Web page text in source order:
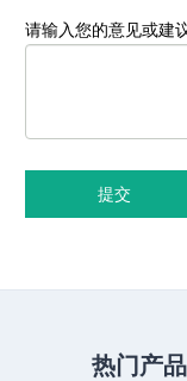
请输入您的意见或建
提交
热门产品